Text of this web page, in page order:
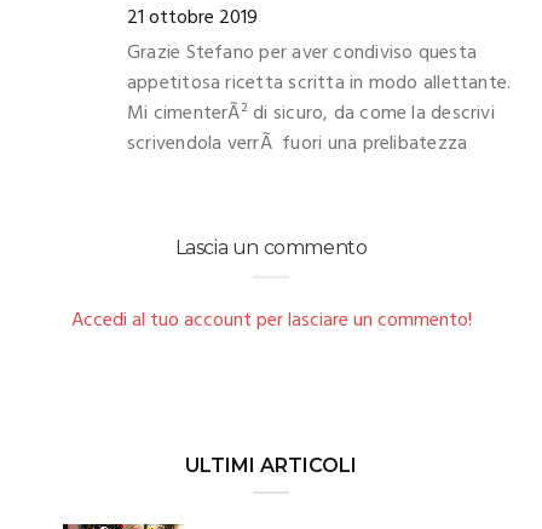
21 ottobre 2019
Grazie Stefano per aver condiviso questa
appetitosa ricetta scritta in modo allettante.
Mi cimenterÃ² di sicuro, da come la descrivi
scrivendola verrÃ fuori una prelibatezza
Lascia un commento
Accedi al tuo account per lasciare un commento!
ULTIMI ARTICOLI